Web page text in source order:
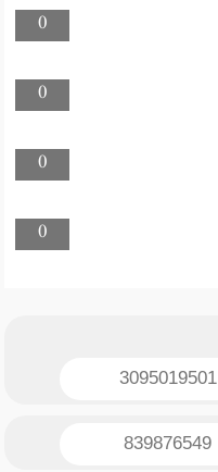
0
0
0
0
3095019501
839876549